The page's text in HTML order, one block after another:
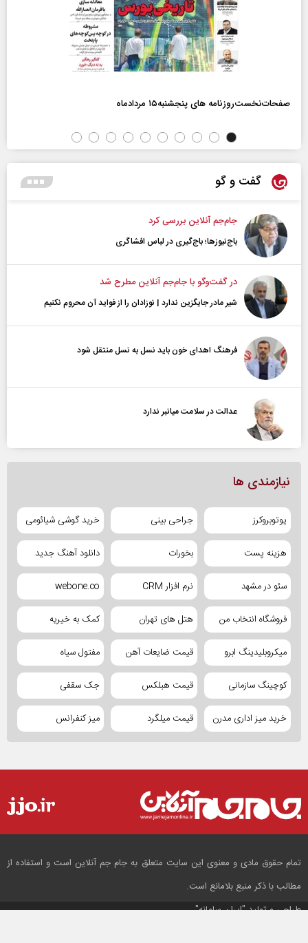
صفحات‌نخست‌روزنامه ها‌ی پنجشنبه‌۱۵ مردادماه
گفت و گو
جام‌جم آنلاین بررسی کرد
باج‌نیوزها؛ باج‌گیری در لباس افشاگری
در گفت‌و‌گو با جام‌جم آنلاین مطرح شد
شیر مادر جایگزین ندارد | نوزادان را از فواید آن محروم نکنیم
فرهنگ اهدای خون باید نسل به نسل منتقل شود
عدالت در سلامت میانبر ندارد
نیازمندی ها
یوتوبروکرز جراحی بینی خرید گوشی شیائومی
هزینه پست بخورات دانلود آهنگ جدید
سئو در مشهد نرم افزار CRM webone.co
فروشگاه انتخاب من هتل های تهران کمک به خیریه
میکروبلیدینگ ابرو قیمت ضایعات آهن مفتول سیاه
کوچینگ سازمانی قیمت هبلکس جک سقفی
خرید میز اداری مدرن قیمت میلگرد میز کنفرانس
تمام حقوق مادی و معنوی این سایت متعلق به جام جم آنلاین است و استفاده از
مطالب با ذکر منبع بلامانع است.
طراحی و تولید"ایران سامانه"